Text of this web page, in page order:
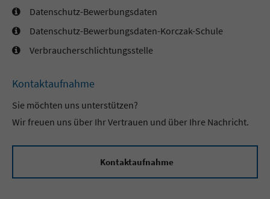
Datenschutz-Bewerbungsdaten
Datenschutz-Bewerbungsdaten-Korczak-Schule
Verbraucherschlichtungsstelle
Kontaktaufnahme
Sie möchten uns unterstützen?
Wir freuen uns über Ihr Vertrauen und über Ihre Nachricht.
Kontaktaufnahme